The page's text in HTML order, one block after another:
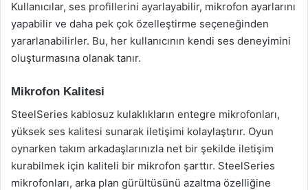
Kullanıcılar, ses profillerini ayarlayabilir, mikrofon ayarlarını
yapabilir ve daha pek çok özelleştirme seçeneğinden
yararlanabilirler. Bu, her kullanıcının kendi ses deneyimini
oluşturmasına olanak tanır.
Mikrofon Kalitesi
SteelSeries kablosuz kulaklıkların entegre mikrofonları,
yüksek ses kalitesi sunarak iletişimi kolaylaştırır. Oyun
oynarken takım arkadaşlarınızla net bir şekilde iletişim
kurabilmek için kaliteli bir mikrofon şarttır. SteelSeries
mikrofonları, arka plan gürültüsünü azaltma özelliğine